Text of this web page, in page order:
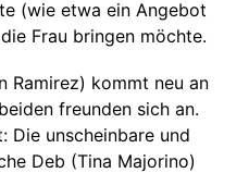
(wie etwa ein Angebot
Frau bringen möchte.
Ramirez) kommt neu an
freunden sich an.
Die unscheinbare und
Deb (Tina Majorino)